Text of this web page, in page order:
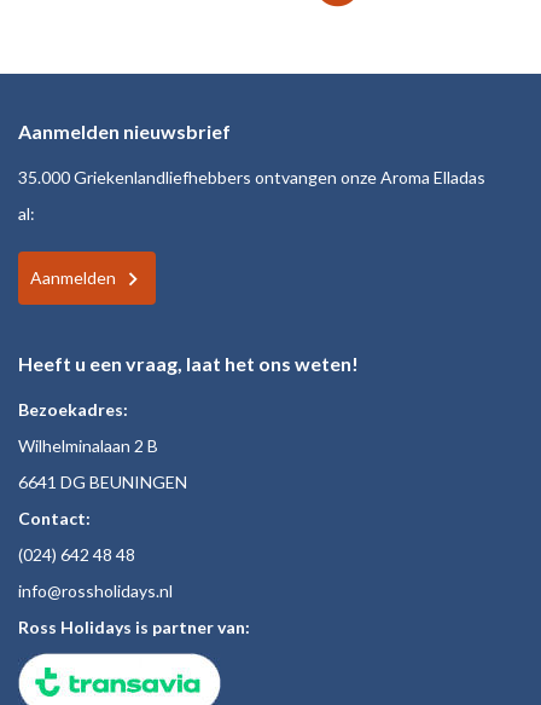
Aanmelden nieuwsbrief
35.000 Griekenlandliefhebbers ontvangen onze Aroma Elladas
al:
Aanmelden
Heeft u een vraag, laat het ons weten!
Bezoekadres:
Wilhelminalaan 2 B
6641 DG BEUNINGEN
Contact:
(024) 642 48 48
info@rossholidays.nl
Ross Holidays is partner van: